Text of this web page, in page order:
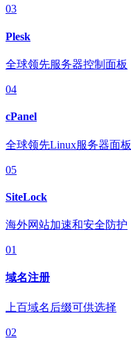
03
Plesk
全球领先服务器控制面板
04
cPanel
全球领先Linux服务器面板
05
SiteLock
海外网站加速和安全防护
01
域名注册
上百域名后缀可供选择
02